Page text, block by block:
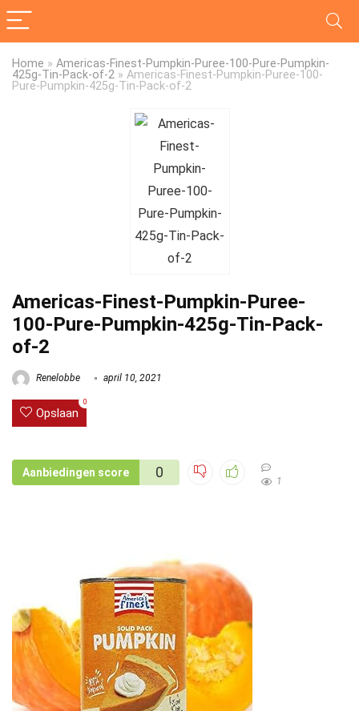
Home » Americas-Finest-Pumpkin-Puree-100-Pure-Pumpkin-
425g-Tin-Pack-of-2 » Americas-Finest-Pumpkin-Puree-100-
Pure-Pumpkin-425g-Tin-Pack-of-2
Americas-Finest-Pumpkin-Puree-
100-Pure-Pumpkin-425g-Tin-Pack-
of-2
Renelobbe april 10, 2021
Opslaan
0
Aanbiedingen score 0
1